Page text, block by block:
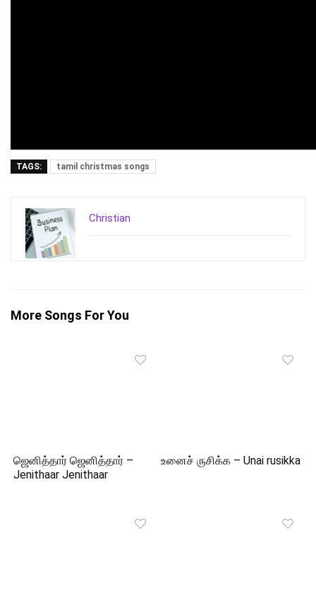
TAGS: tamil christmas songs
Christian
More Songs For You
ஜெனித்தார் ஜெனித்தார் –
Jenithaar Jenithaar
உனைச் ருசிக்க – Unai rusikka